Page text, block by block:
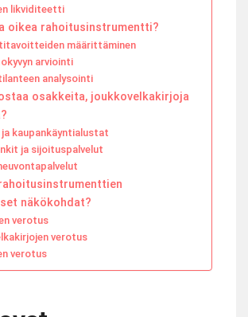
likviditeetti
oikea rahoitusinstrumentti?
määrittäminen
arviointi
analysointi
osakkeita, joukkovelkakirjoja
kaupankäyntialustat
ja sijoituspalvelut
näkökohdat?
verotus
verotus
verotus